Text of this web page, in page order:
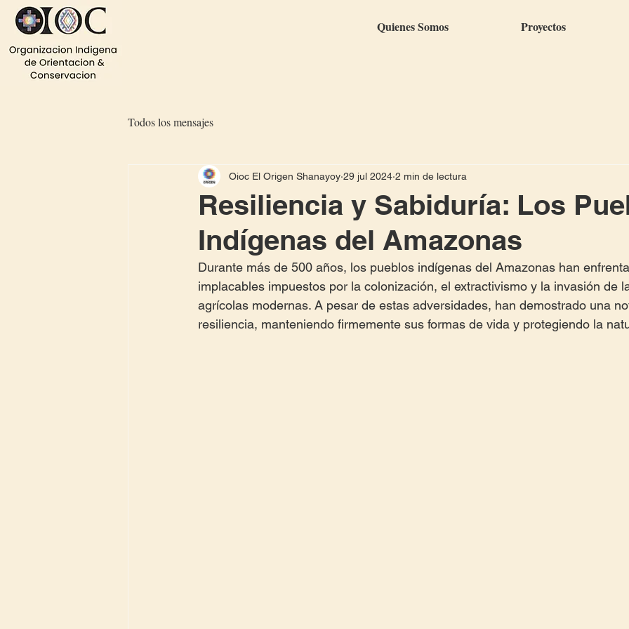
Quienes Somos Proyectos
Todos los mensajes
Resiliencia y Sabiduría: Los
Indígenas del Amazonas
Oioc El Origen Shanayoy 29 jul 2024 2 min de lectura
Durante más de 500 años, los pueblos indígenas del Amazonas han
implacables impuestos por la colonización, el extractivismo y la invasión de
agrícolas modernas. A pesar de estas adversidades, han demostrado una
resiliencia, manteniendo firmemente sus formas de vida y protegiendo la